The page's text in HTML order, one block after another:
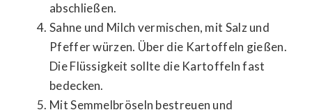
abschließen.
Sahne und Milch vermischen, mit Salz und
Pfeffer würzen. Über die Kartoffeln gießen.
Die Flüssigkeit sollte die Kartoffeln fast
bedecken.
Mit Semmelbröseln bestreuen und